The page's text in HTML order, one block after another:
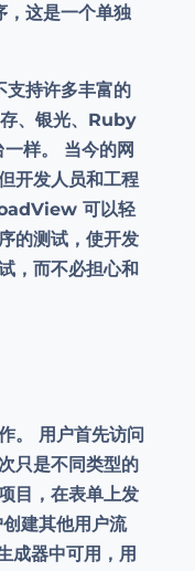
这是一个单独
持许多丰富的
、银光、Ruby
样。 当今的网
开发人员和工程
可以轻
的测试，使开发
，而不必担心和
。 用户首先访问
只是不同类型的
目，在表单上发
建其他用户流
成器中可用，用